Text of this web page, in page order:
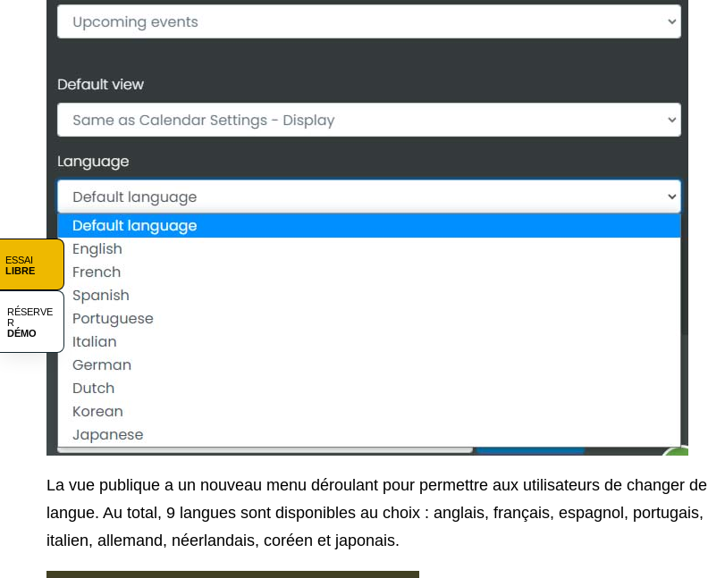
ESSAI
LIBRE
RÉSERVE
R
DÉMO
La vue publique a un nouveau menu déroulant pour permettre aux utilisateurs de changer de
langue. Au total, 9 langues sont disponibles au choix : anglais, français, espagnol, portugais,
italien, allemand, néerlandais, coréen et japonais.